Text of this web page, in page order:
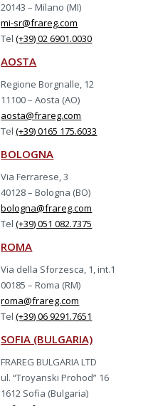
20143 – Milano (MI)
mi-sr@frareg.com
Tel(+39) 02 6901.0030
AOSTA
Regione Borgnalle, 12
11100 – Aosta (AO)
aosta@frareg.com
Tel(+39) 0165 175.6033
BOLOGNA
Via Ferrarese, 3
40128 – Bologna (BO)
bologna@frareg.com
Tel(+39) 051 082.7375
ROMA
Via della Sforzesca, 1, int.1
00185 – Roma (RM)
roma@frareg.com
Tel(+39) 06 9291.7651
SOFIA (BULGARIA)
FRAREG BULGARIA LTD
ul. “Troyanski Prohod” 16
1612 Sofia (Bulgaria)